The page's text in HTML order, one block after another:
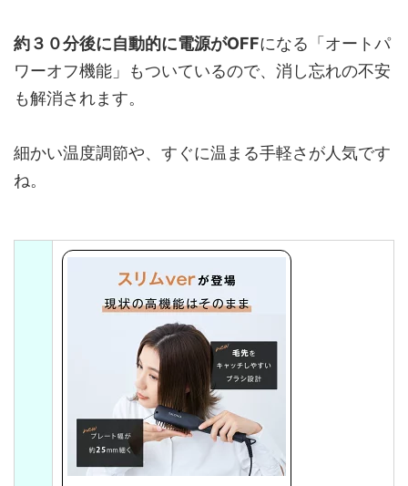
約３０分後に自動的に電源がOFFになる「オートパ
ワーオフ機能」もついているので、消し忘れの不安
も解消されます。
細かい温度調節や、すぐに温まる手軽さが人気です
ね。